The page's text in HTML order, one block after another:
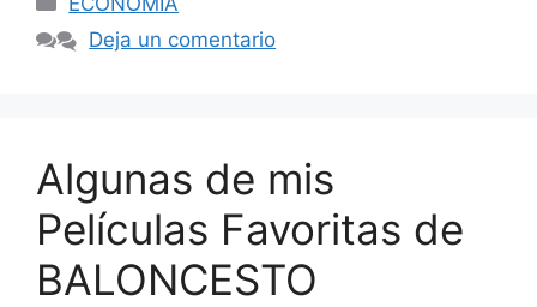
Deja un comentario
Algunas de mis
Películas Favoritas de
BALONCESTO